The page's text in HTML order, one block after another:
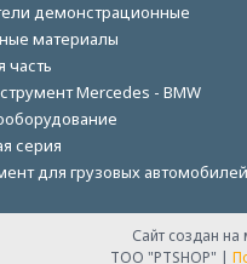
демонстрационные
материалы
часть
Mercedes - BMW
серия
для грузовых автомобилей
Сайт создан на
ТОО "PTSHOP" |